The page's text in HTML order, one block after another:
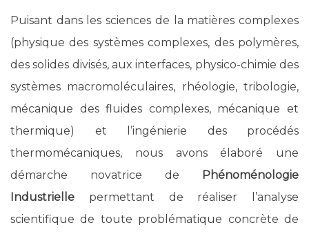
Puisant dans les sciences de la matières complexes
(physique des systèmes complexes, des polymères,
des solides divisés, aux interfaces, physico-chimie des
systèmes macromoléculaires, rhéologie, tribologie,
mécanique des fluides complexes, mécanique et
thermique) et l’ingénierie des procédés
thermomécaniques, nous avons élaboré une
démarche novatrice de
Phénoménologie
Industrielle permettant de réaliser l’analyse
scientifique de toute problématique concrète de